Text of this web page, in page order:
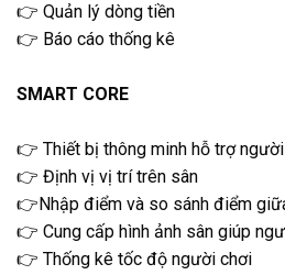
👉 Quản lý dòng tiền
👉 Báo cáo thống kê
SMART CORE
👉 Thiết bị thông minh hỗ trợ
👉 Định vị vị trí trên sân
👉Nhập điểm và so sánh điểm
👉 Cung cấp hình ảnh sân giúp
👉 Thống kê tốc độ người chơi